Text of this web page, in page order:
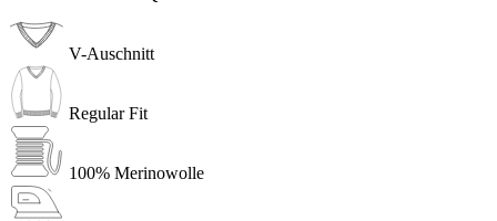
V-Auschnitt
Regular Fit
100% Merinowolle